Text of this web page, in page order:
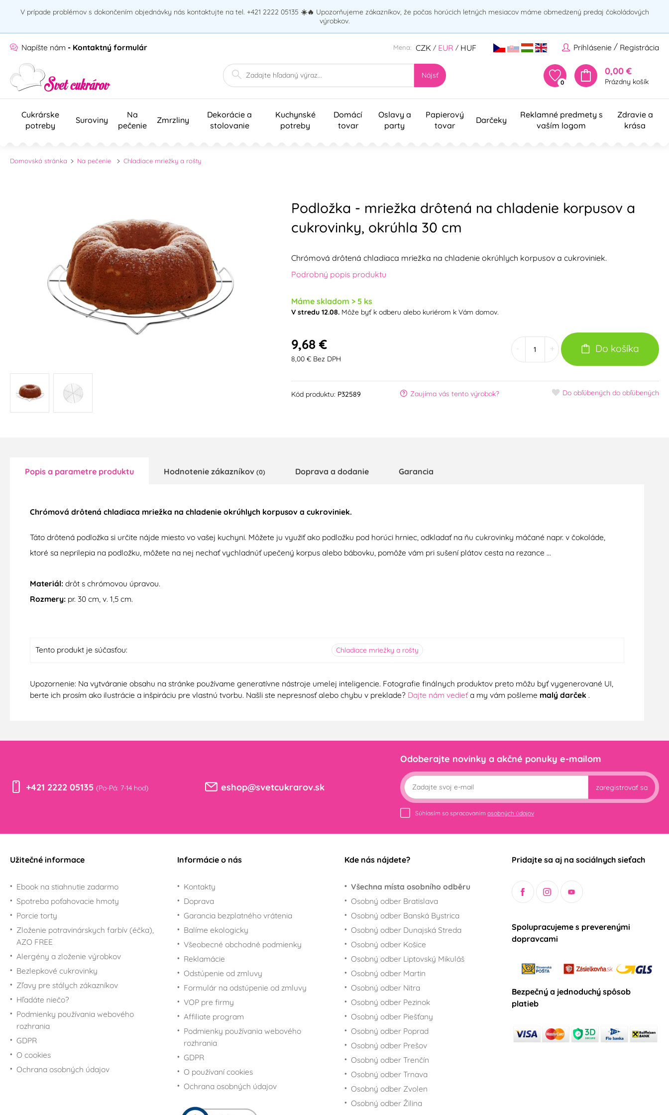
V prípade problémov s dokončením objednávky nás kontaktujte na tel. +421 2222 05135 ☀️🔥 Upozorňujeme zákazníkov, že počas horúcich letných mesiacov máme obmedzený predaj čokoládových
výrobkov.
Napíšte nám - Kontaktný formulár Prihlásenie / Registrácia
Mena: CZK / EUR / HUF
Nájsť
0
0,00 €
Prázdny košík
Cukrárske
potreby
Suroviny
Na
pečenie
Zmrzliny
Dekorácie a
stolovanie
Kuchynské
potreby
Domácí
tovar
Oslavy a
party
Papierový
tovar
Darčeky
Reklamné predmety s
vaším logom
Zdravie a
krása
Domovská stránka Na pečenie Chladiace mriežky a rošty
Podložka - mriežka drôtená na chladenie korpusov a
cukrovinky, okrúhla 30 cm
Chrómová drôtená chladiaca mriežka na chladenie okrúhlych korpusov a cukroviniek.
Podrobný popis produktu
Máme skladom > 5 ks
V stredu 12.08.Môže byť k odberu alebo kuriérom k Vám domov.
9,68 €
8,00 € Bez DPH
+ Do košíka
Kód produktu: P32589 Zaujíma vás tento výrobok? Do obľúbených do obľúbených
Popis a parametre produktu Hodnotenie zákazníkov (0) Doprava a dodanie Garancia
Chrómová drôtená chladiaca mriežka na chladenie okrúhlych korpusov a cukroviniek.
Táto drôtená podložka si určite nájde miesto vo vašej kuchyni. Môžete ju využiť ako podložku pod horúci hrniec, odkladaťna ňu cukrovinky máčané napr. v čokoláde,
ktoré sa neprilepia na podložku, môžete na nej nechať vychladnúť upečený korpus alebo bábovku, pomôže vám pri sušení plátov cesta na rezance ...
Materiál: drôt s chrómovou úpravou.
Rozmery: pr. 30 cm, v. 1,5 cm.
Tento produkt je súčasťou: Chladiace mriežky a rošty
Upozornenie: Na vytváranie obsahu na stránke používame generatívne nástroje umelej inteligencie. Fotografie finálnych produktov preto môžu byť vygenerované UI,
berte ich prosím ako ilustrácie a inšpiráciu pre vlastnú tvorbu. Našli ste nepresnosť alebo chybu v preklade? Dajte nám vedieťa my vám pošleme malý darček .
+421 2222 05135 (Po-Pá: 7-14 hod) eshop@svetcukrarov.sk
Odoberajte novinky a akčné ponuky e-mailom
zaregistrovať sa
Súhlasím so spracovaním osobných údajov
Užitečné informace
Ebook na stiahnutie zadarmo
Spotreba poťahovacie hmoty
Porcie torty
Zloženie potravinárskych farbív (éčka),
AZO FREE
Alergény a zloženie výrobkov
Bezlepkové cukrovinky
Zľavy pre stálych zákazníkov
Hľadáte niečo?
Podmienky používania webového
rozhrania
GDPR
O cookies
Ochrana osobných údajov
Informácie o nás
Kontakty
Doprava
Garancia bezplatného vrátenia
Balíme ekologicky
Všeobecné obchodné podmienky
Reklamácie
Odstúpenie od zmluvy
Formulár na odstúpenie od zmluvy
VOP pre firmy
Affiliate program
Podmienky používania webového
rozhrania
GDPR
O používaní cookies
Ochrana osobných údajov
Kde nás nájdete?
Všechna místa osobního odběru
Osobný odber Bratislava
Osobný odber Banská Bystrica
Osobný odber Dunajská Streda
Osobný odber Košice
Osobný odber Liptovský Mikuláš
Osobný odber Martin
Osobný odber Nitra
Osobný odber Pezinok
Osobný odber Piešťany
Osobný odber Poprad
Osobný odber Prešov
Osobný odber Trenčín
Osobný odber Trnava
Osobný odber Zvolen
Osobný odber Žilina
Pridajte sa aj na sociálnych sieťach
Spolupracujeme s preverenými
dopravcami
Bezpečný a jednoduchý spôsob
platieb